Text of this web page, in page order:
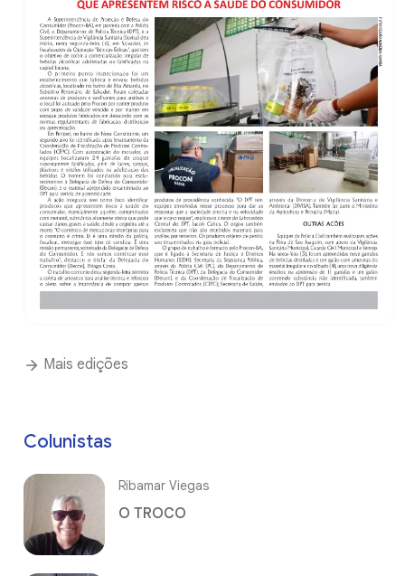
Mais edições
Colunistas
Ribamar Viegas
O TROCO